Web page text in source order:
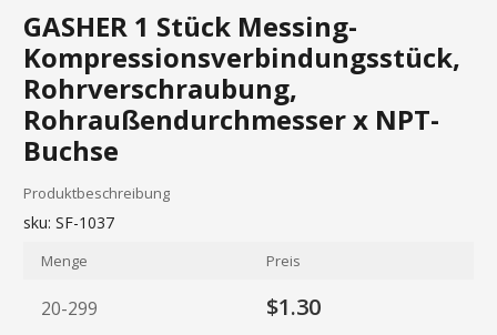
GASHER 1 Stück Messing-
Kompressionsverbindungsstück,
Rohrverschraubung,
Rohraußendurchmesser x NPT-
Buchse
Produktbeschreibung
sku: SF-1037
Menge Preis
20-299 $1.30